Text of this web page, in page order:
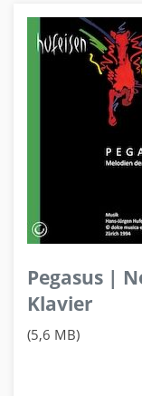
Pegasus |
Klavier
(5,6 MB)